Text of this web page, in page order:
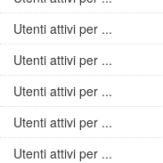
Utenti attivi per ...
Utenti attivi per ...
Utenti attivi per ...
Utenti attivi per ...
Utenti attivi per ...